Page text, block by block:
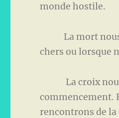
monde hostile.
La mort nous
chers ou lorsque
La croix nous
commencement.
rencontrons de la